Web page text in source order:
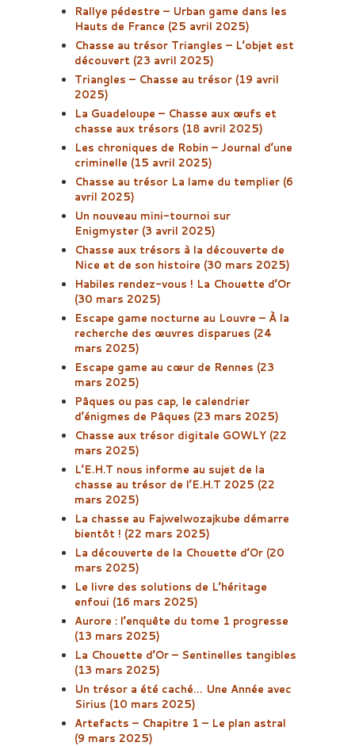
Rallye pédestre – Urban game dans les
Hauts de France (25 avril 2025)
Chasse au trésor Triangles – L’objet est
découvert (23 avril 2025)
Triangles – Chasse au trésor (19 avril
2025)
La Guadeloupe – Chasse aux œufs et
chasse aux trésors (18 avril 2025)
Les chroniques de Robin – Journal d’une
criminelle (15 avril 2025)
Chasse au trésor La lame du templier (6
avril 2025)
Un nouveau mini-tournoi sur
Enigmyster (3 avril 2025)
Chasse aux trésors à la découverte de
Nice et de son histoire (30 mars 2025)
Habiles rendez-vous ! La Chouette d’Or
(30 mars 2025)
Escape game nocturne au Louvre – À la
recherche des œuvres disparues (24
mars 2025)
Escape game au cœur de Rennes (23
mars 2025)
Pâques ou pas cap, le calendrier
d’énigmes de Pâques (23 mars 2025)
Chasse aux trésor digitale GOWLY (22
mars 2025)
L’E.H.T nous informe au sujet de la
chasse au trésor de l’E.H.T 2025 (22
mars 2025)
La chasse au Fajwelwozajkube démarre
bientôt ! (22 mars 2025)
La découverte de la Chouette d’Or (20
mars 2025)
Le livre des solutions de L’héritage
enfoui (16 mars 2025)
Aurore : l’enquête du tome 1 progresse
(13 mars 2025)
La Chouette d’Or – Sentinelles tangibles
(13 mars 2025)
Un trésor a été caché… Une Année avec
Sirius (10 mars 2025)
Artefacts – Chapitre 1 – Le plan astral
(9 mars 2025)